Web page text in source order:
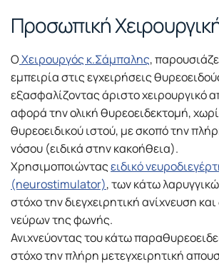
Προσωπική
ΟΧειρουργός κ.Σάμπαλης,
εμπειρία στις εγχειρήσεις
εξασφαλίζοντας άριστο χειρουργικό
αφορά την ολική θυρεοειδεκτομή,
θυρεοειδικού ιστού, με σκοπό την
νόσου (ειδικά στην κακοήθεια).
Χρησιμοποιώνταςειδικό
(neurostimulator), των κάτω
στόχο την διεγχειρητική ανίχνευση
νεύρων της φωνής.
Ανιχνεύοντας του κάτω
στόχο την πλήρη μετεγχειρητική